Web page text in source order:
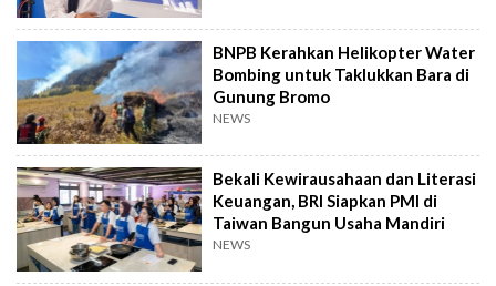
BNPB Kerahkan Helikopter Water
Bombing untuk Taklukkan Bara di
Gunung Bromo
NEWS
Bekali Kewirausahaan dan Literasi
Keuangan, BRI Siapkan PMI di
Taiwan Bangun Usaha Mandiri
NEWS